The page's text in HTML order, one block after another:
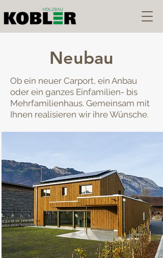
Neubau
Ob ein neuer Carport, ein Anbau
oder ein ganzes Einfamilien- bis
Mehrfamilienhaus. Gemeinsam mit
Ihnen realisieren wir ihre Wünsche.